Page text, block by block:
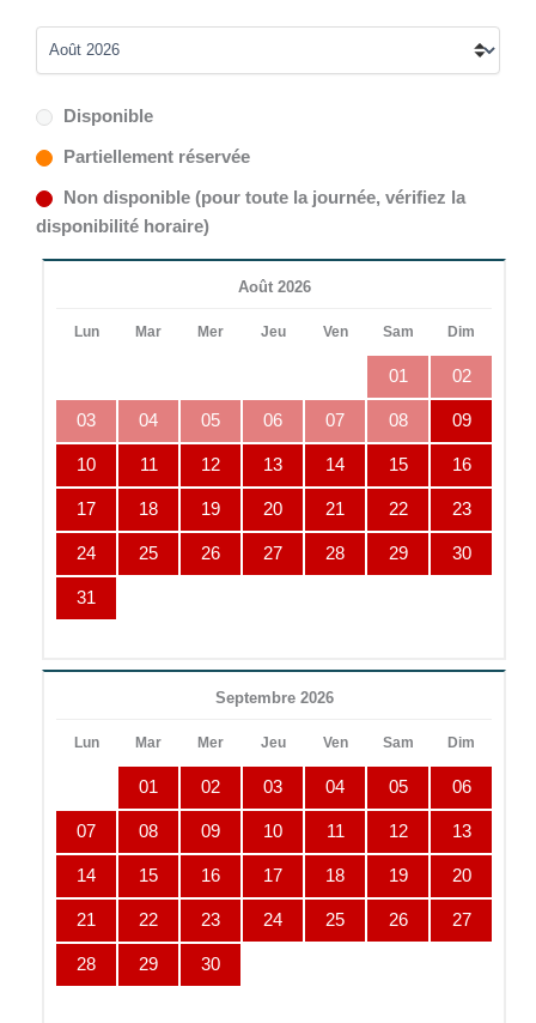
Disponible
Partiellement réservée
Non disponible (pour toute la journée, vérifiez la
disponibilité horaire)
Août 2026
Lun Mar Mer Jeu Ven Sam Dim
01 02
03 04 05 06 07 08 09
10 11 12 13 14 15 16
17 18 19 20 21 22 23
24 25 26 27 28 29 30
31
Septembre 2026
Lun Mar Mer Jeu Ven Sam Dim
01 02 03 04 05 06
07 08 09 10 11 12 13
14 15 16 17 18 19 20
21 22 23 24 25 26 27
28 29 30